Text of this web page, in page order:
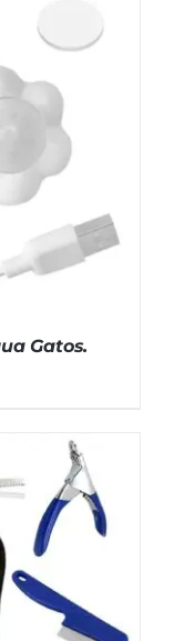
Gatos.